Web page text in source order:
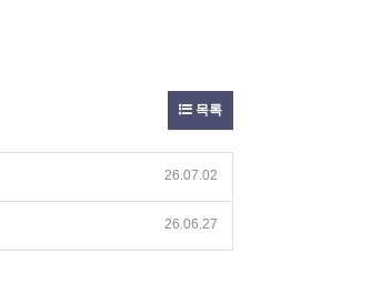
목록
26.07.02
26.06.27